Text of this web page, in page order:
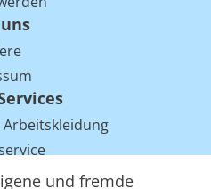
und fremde
bei Arbeitskleidung